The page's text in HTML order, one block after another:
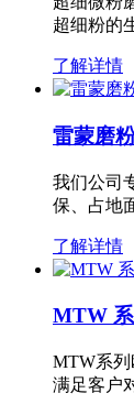
超细粉的
了解详情
雷蒙磨
我们公司
保、占地
了解详情
MTW
MTW系
满足客户